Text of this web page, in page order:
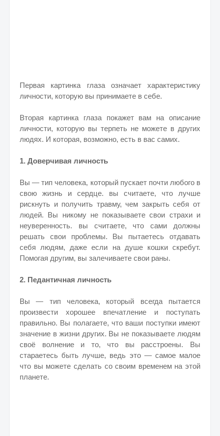
Первая картинка глаза означает характеристику
личности, которую вы принимаете в себе.
Вторая картинка глаза покажет вам на описание
личности, которую вы терпеть не можете в других
людях. И которая, возможно, есть в вас самих.
1. Доверчивая личность
Вы — тип человека, который пускает почти любого в
свою жизнь и сердце. вы считаете, что лучше
рискнуть и получить травму, чем закрыть себя от
людей. Вы никому не показываете свои страхи и
неуверенность. вы считаете, что сами должны
решать свои проблемы. Вы пытаетесь отдавать
себя людям, даже если на душе кошки скребут.
Помогая другим, вы залечиваете свои раны.
2. Педантичная личность
Вы — тип человека, который всегда пытается
произвести хорошее впечатление и поступать
правильно. Вы полагаете, что ваши поступки имеют
значение в жизни других. Вы не показываете людям
своё волнение и то, что вы расстроены. Вы
стараетесь быть лучше, ведь это — самое малое
что вы можете сделать со своим временем на этой
планете.